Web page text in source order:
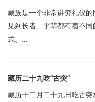
藏族是一个非常讲究礼仪
见到长者、平辈都有着不
式。...
藏历二十九吃“古突”
藏历十二月二十九日吃古